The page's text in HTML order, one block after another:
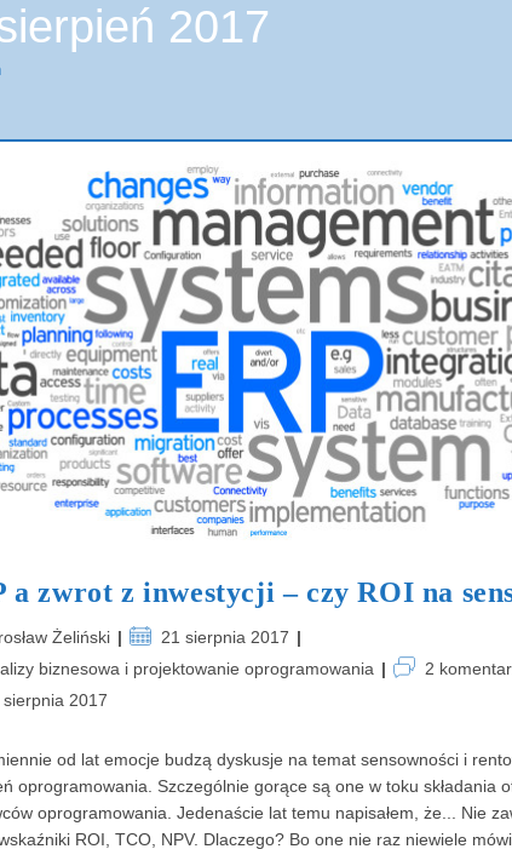
2017
a zwrot z inwestycji – czy ROI na
Żeliński
Post
published:
21 sierpnia 2017
biznesowa i projektowanie oprogramowania
Post 2
sierpnia 2017
od lat emocje budzą dyskusje na temat sensowności i
oprogramowania. Szczególnie gorące są one w toku składania
oprogramowania. Jedenaście lat temu napisałem, że... Nie
ROI, TCO, NPV. Dlaczego? Bo one nie raz niewiele